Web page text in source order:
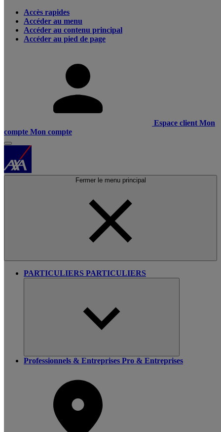
Accès rapides
Accéder au menu
Accéder au contenu principal
Accéder au pied de page
Espace client Mon
compte Mon compte
Fermer le menu principal
PARTICULIERS PARTICULIERS
Professionnels & Entreprises Pro & Entreprises